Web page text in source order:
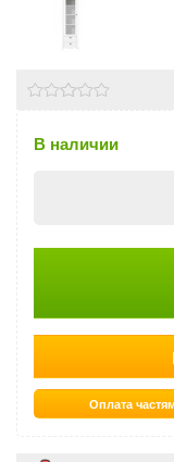
В наличии
Оплата